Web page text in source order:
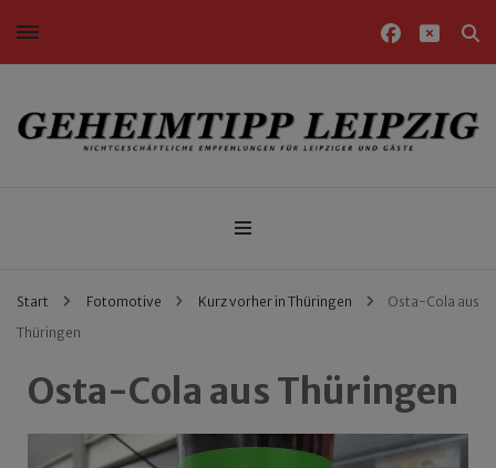
Nichtgeschäftliche Empfehlungen für Leipziger und Gäste
Start Fotomotive Kurz vorher in Thüringen
Osta-Cola aus
Thüringen
Osta-Cola aus Thüringen